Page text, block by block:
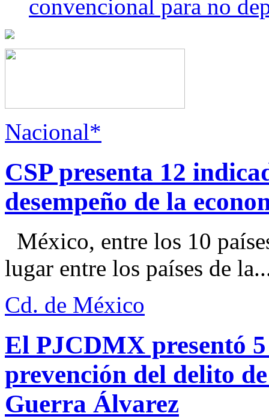
convencional para no
Nacional*
CSP presenta 12
desempeño de la
México, entre los 10
lugar entre los países de
Cd. de México
El PJCDMX presentó
prevención del delito
Guerra Álvarez